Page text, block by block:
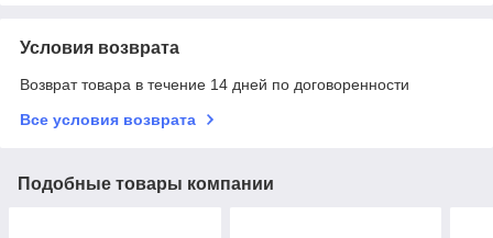
Условия возврата
Возврат товара в течение 14 дней по договоренности
Все условия возврата
Подобные товары компании